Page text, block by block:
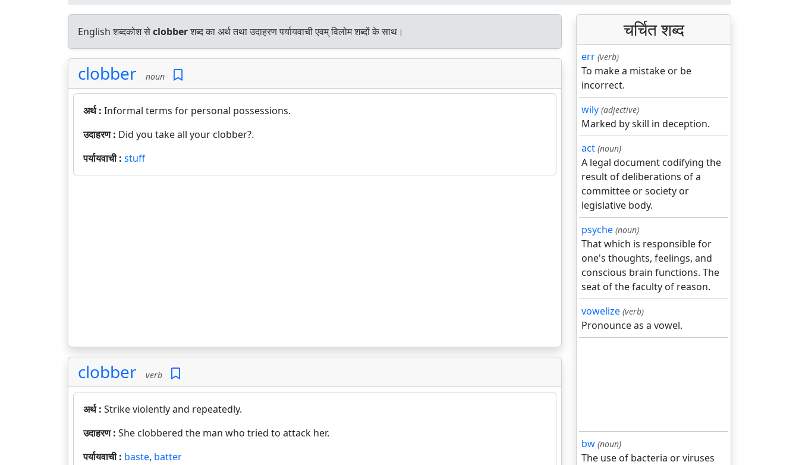
English शब्दकोश सेclobberशब्द का अर्थ तथा उदाहरण पर्यायवाची एवम् विलोम शब्दों के साथ।
clobber noun
अर्थ : Informal terms for personal possessions.
उदाहरण : Did you take all your clobber?.
पर्यायवाची : stuff
clobber verb
अर्थ : Strike violently and repeatedly.
उदाहरण : She clobbered the man who tried to attack her.
पर्यायवाची : baste, batter
चर्चित शब्द
err (verb)
To make a mistake or be
incorrect.
wily (adjective)
Marked by skill in deception.
act (noun)
A legal document codifying the
result of deliberations of a
committee or society or
legislative body.
psyche (noun)
That which is responsible for
one's thoughts, feelings, and
conscious brain functions. The
seat of the faculty of reason.
vowelize (verb)
Pronounce as a vowel.
bw (noun)
The use of bacteria or viruses